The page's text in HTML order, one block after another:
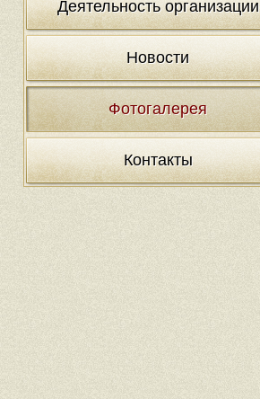
Деятельность организации
Новости
Фотогалерея
Контакты